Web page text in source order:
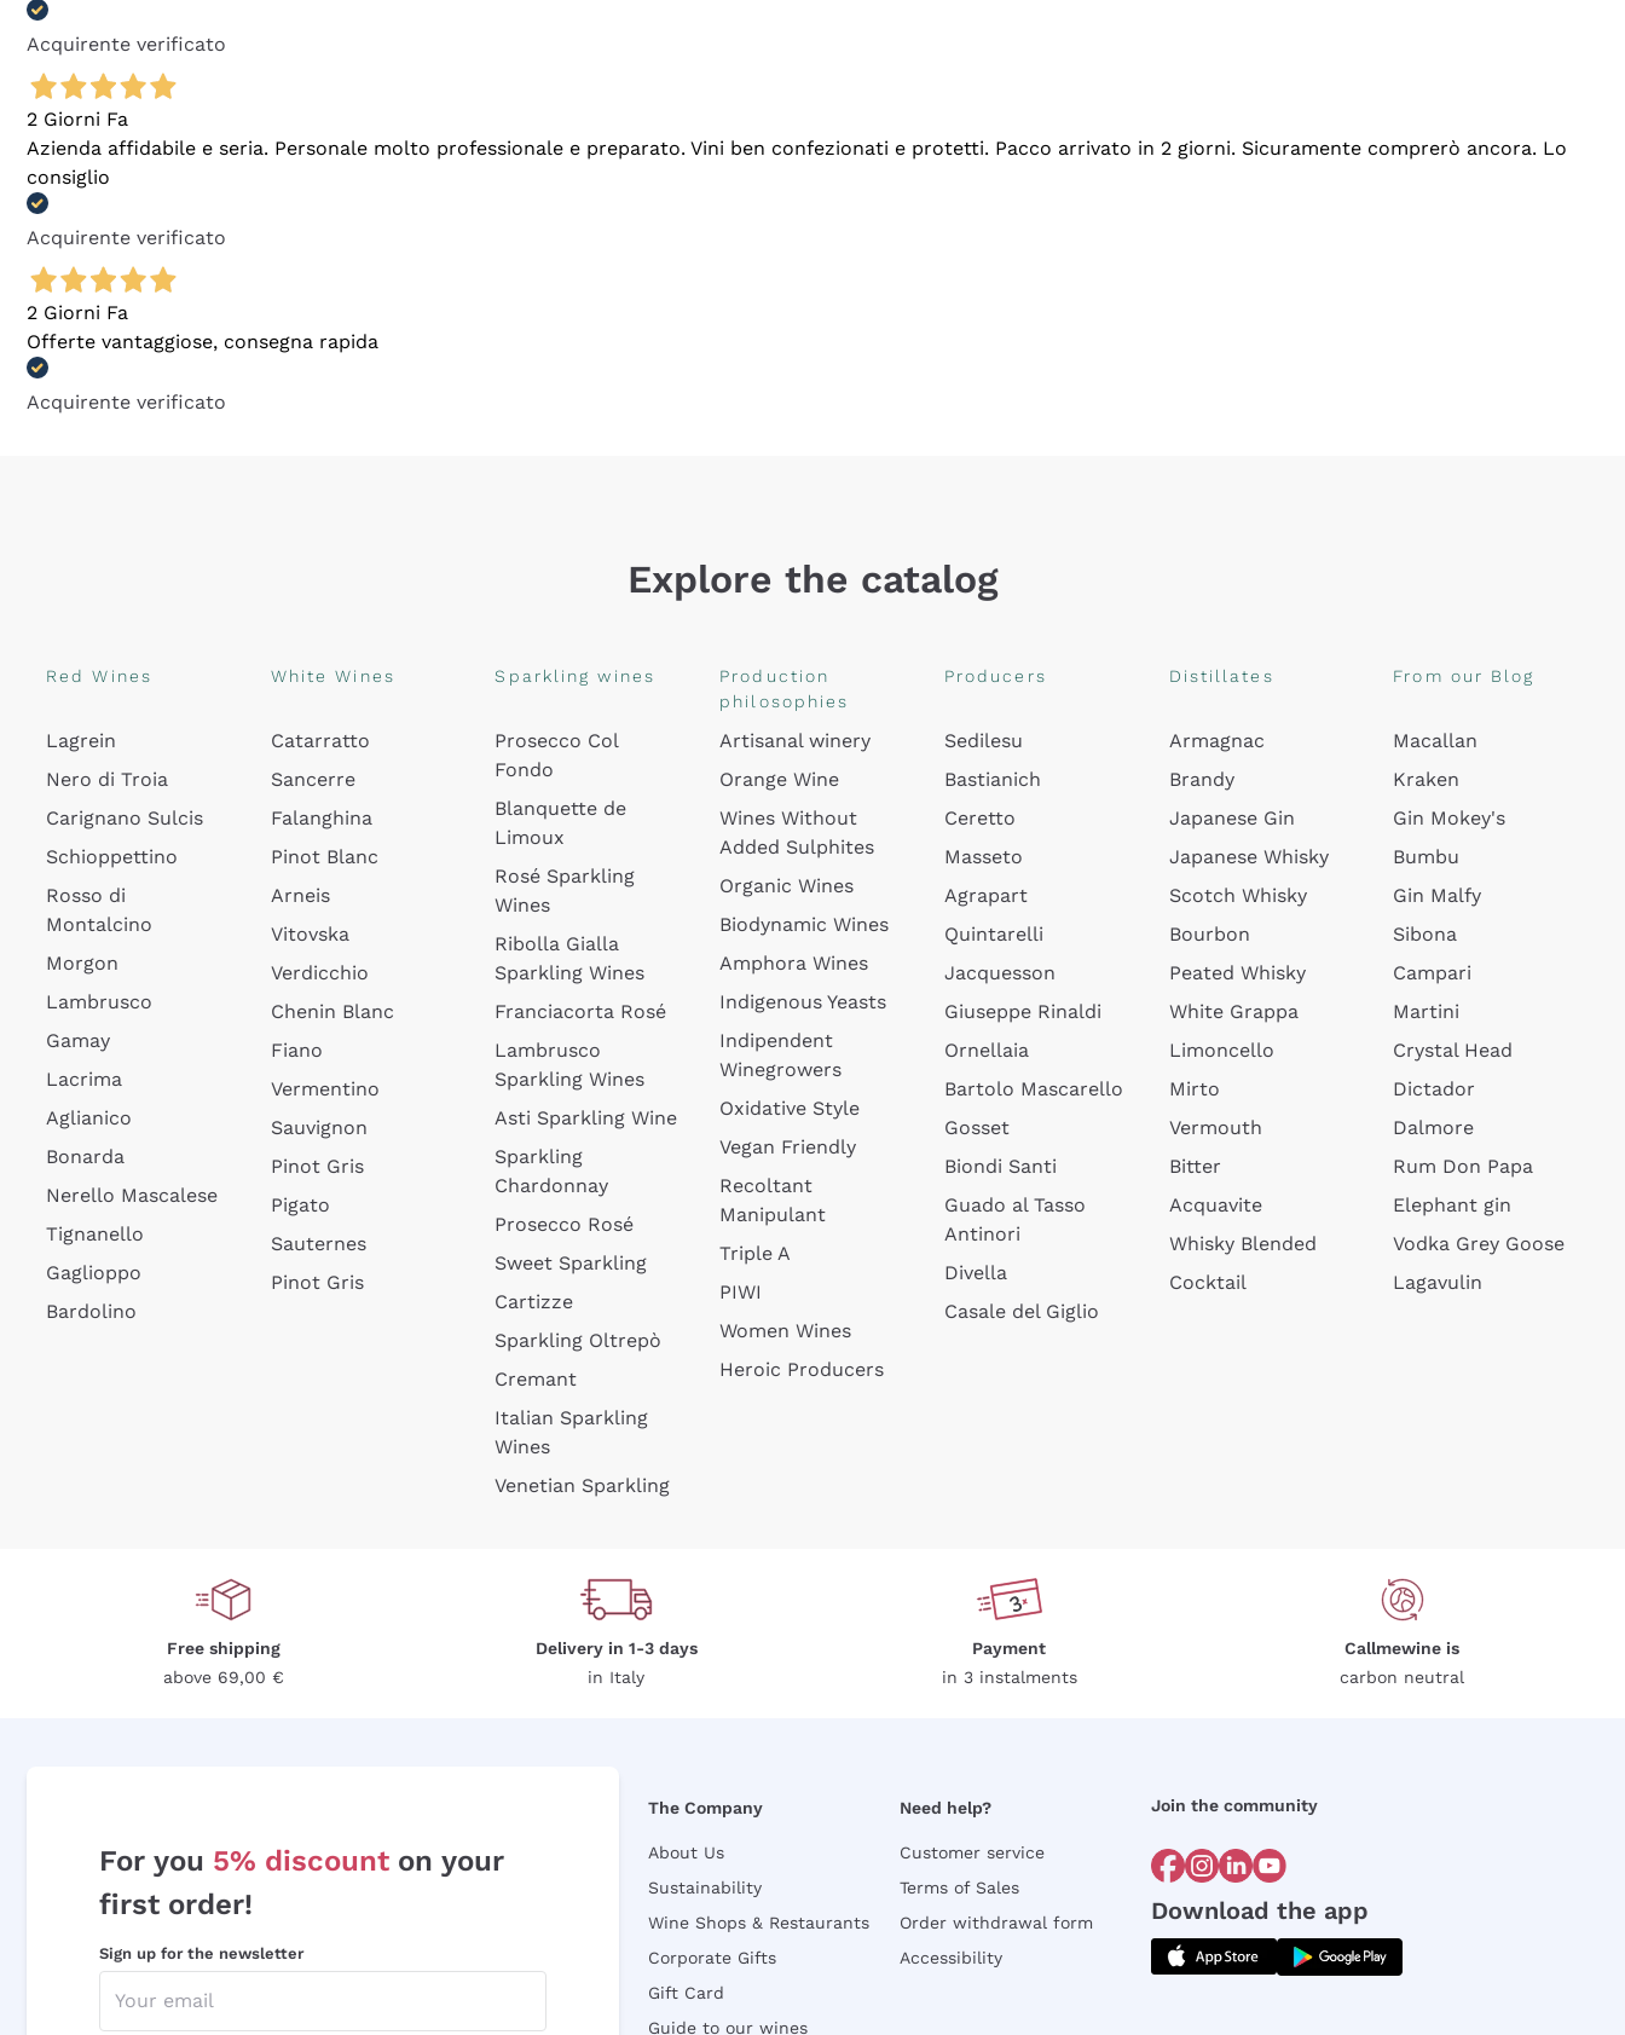
Acquirente verificato
2 Giorni Fa
Azienda affidabile e seria. Personale molto professionale e preparato. Vini ben confezionati e protetti. Pacco arrivato in 2 giorni. Sicuramente comprerò ancora. Lo
consiglio
Acquirente verificato
2 Giorni Fa
Offerte vantaggiose, consegna rapida
Acquirente verificato
Explore the catalog
Red Wines
Lagrein
Nero di Troia
Carignano Sulcis
Schioppettino
Rosso di
Montalcino
Morgon
Lambrusco
Gamay
Lacrima
Aglianico
Bonarda
Nerello Mascalese
Tignanello
Gaglioppo
Bardolino
White Wines
Catarratto
Sancerre
Falanghina
Pinot Blanc
Arneis
Vitovska
Verdicchio
Chenin Blanc
Fiano
Vermentino
Sauvignon
Pinot Gris
Pigato
Sauternes
Pinot Gris
Sparkling wines
Prosecco Col
Fondo
Blanquette de
Limoux
Rosé Sparkling
Wines
Ribolla Gialla
Sparkling Wines
Franciacorta Rosé
Lambrusco
Sparkling Wines
Asti Sparkling Wine
Sparkling
Chardonnay
Prosecco Rosé
Sweet Sparkling
Cartizze
Sparkling Oltrepò
Cremant
Italian Sparkling
Wines
Venetian Sparkling
Production
philosophies
Artisanal winery
Orange Wine
Wines Without
Added Sulphites
Organic Wines
Biodynamic Wines
Amphora Wines
Indigenous Yeasts
Indipendent
Winegrowers
Oxidative Style
Vegan Friendly
Recoltant
Manipulant
Triple A
PIWI
Women Wines
Heroic Producers
Producers
Sedilesu
Bastianich
Ceretto
Masseto
Agrapart
Quintarelli
Jacquesson
Giuseppe Rinaldi
Ornellaia
Bartolo Mascarello
Gosset
Biondi Santi
Guado al Tasso
Antinori
Divella
Casale del Giglio
Distillates
Armagnac
Brandy
Japanese Gin
Japanese Whisky
Scotch Whisky
Bourbon
Peated Whisky
White Grappa
Limoncello
Mirto
Vermouth
Bitter
Acquavite
Whisky Blended
Cocktail
From our Blog
Macallan
Kraken
Gin Mokey's
Bumbu
Gin Malfy
Sibona
Campari
Martini
Crystal Head
Dictador
Dalmore
Rum Don Papa
Elephant gin
Vodka Grey Goose
Lagavulin
Free shipping
above 69,00 €
Delivery in 1-3 days
in Italy
Payment
in 3 instalments
Callmewine is
carbon neutral
For you 5% discount on your
first order!
Sign up for the newsletter
The Company
About Us
Sustainability
Wine Shops & Restaurants
Corporate Gifts
Gift Card
Guide to our wines
Need help?
Customer service
Terms of Sales
Order withdrawal form
Accessibility
Join the community
Download the app